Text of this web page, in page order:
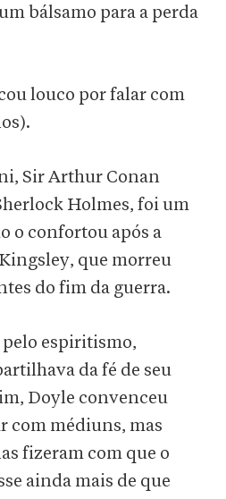
bálsamo para a perda
louco por falar com
Sir Arthur Conan
Holmes, foi um
o confortou após a
que morreu
do fim da guerra.
espiritismo,
da fé de seu
Doyle convenceu
com médiuns, mas
fizeram com que o
ainda mais de que